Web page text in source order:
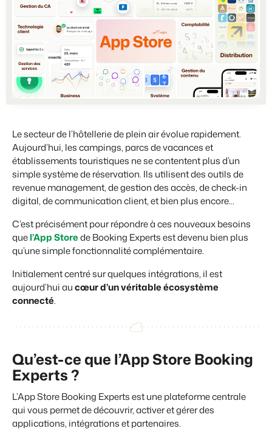
Gestion des canaux de distribution
Diffusez votre inventaire sur plusieurs canaux.
App Store
Intégrez vos applications et outils préférés.
Passez à l'action
Prêt à adopter la croissance ?
BEX CMS
Site web
Donnez vie à votre marque grâce à notre créateur de site.
Site web immobilier
Attirez des prospects pour la vente de vos biens locatifs.
Accueillez vos clients dans leur langue.
Marketing
Marketing en ligne
La puissante alliance entre stratégie de marque et marketing de
performance
Organismes de location de vacances
Chaînes hôtelières et marques indépendantes multiples.
Promoteurs immobiliers touristiques
Développement de projets immobiliers.
Services de conciergerie et gestion locative
Gestion de location de vacances et concierges
Témoignages
Témoignages de nos clients.
Entrez en contact avec nous
Customer Success
Passez à l'action
Prêt à adopter la croissance ?
Développeurs
Construisez votre solution avec notre API ouverte.
Partenaires
Rejoignez-nous dans notre aventure pour transformer l'industrie
de l'hospitalité.
Événements
Faites notre connaissance lors de différents événements
La confiance chez Booking Experts
À propos de nous
Service client
Obtenez des réponses á vos questions.
Partenariats
Plus forts ensemble
Contacter les ventes Démo
Le secteur de l’hôtellerie de plein air évolue rapidement.
Aujourd’hui, les campings, parcs de vacances et
établissements touristiques ne se contentent plus d’un
simple système de réservation. Ils utilisent des outils de
revenue management, de gestion des accès, de check-in
digital, de communication client, et bien plus encore...
C’est précisément pour répondre à ces nouveaux besoins
quel’App Storede Booking Experts est devenu bien plus
qu’une simple fonctionnalité complémentaire.
Initialement centré sur quelques intégrations, il est
aujourd’hui aucœur d’un véritable écosystème
connecté.
Qu’est-ce que l’App Store Booking
Experts ?
L’App Store Booking Experts est une plateforme centrale
qui vous permet de découvrir, activer et gérer des
applications, intégrations et partenaires.